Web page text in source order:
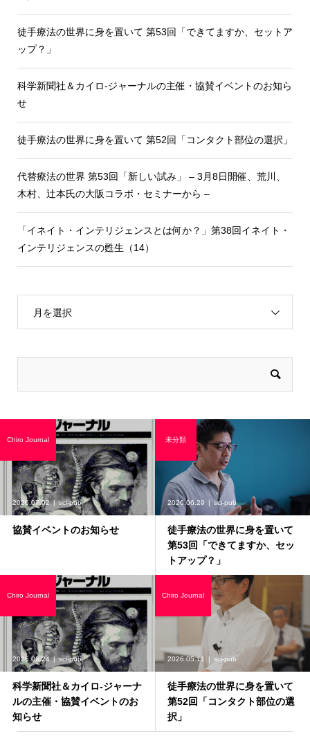
徒手療法の世界に身を置いて 第53回「できてますか、セットア
ップ？」
科学新聞社＆カイロ-ジャーナルの主催・協賛イベントのお知ら
せ
徒手療法の世界に身を置いて 第52回「コンタクト部位の選択」
代替療法の世界 第53回「新しい試み」 – 3月8日開催、荒川、
木村、辻本氏の大阪コラボ・セミナーから –
「イネイト・インテリジェンスとは何か？」第38回イネイト・
インテリジェンスの甦生（14）
月を選択
2026.07.02 sci-pub
協賛イベントのお知らせ
Chiro Journal
2026.06.29 sci-pub
徒手療法の世界に身を置いて
第53回「できてますか、セッ
トアップ？」
未分類
2026.06.24 sci-pub
科学新聞社＆カイロ-ジャーナ
ルの主催・協賛イベントのお
知らせ
Chiro Journal
2026.05.11 sci-pub
徒手療法の世界に身を置いて
第52回「コンタクト部位の選
択」
Chiro Journal